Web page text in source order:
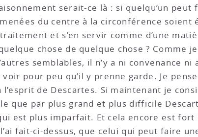
serait-ce là : si quelqu’un
du centre à la circonférence soient
et s’en servir comme d’une
chose de quelque chose ? Comme
semblables, il n’y a ni convenance
voir pour peu qu’il y prenne garde. Je
de Descartes. Si maintenant je
que par plus grand et plus difficile
est plus imparfait. Et cela encore est
fait-ci-dessus, que celui qui peut faire